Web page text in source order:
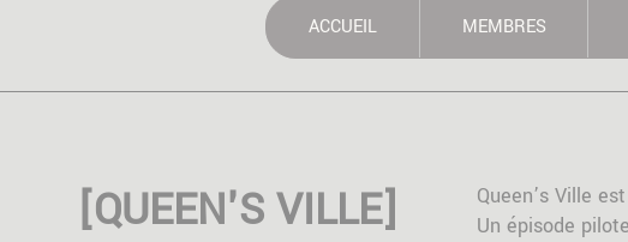
ACCUEIL MEMBRES
[QUEEN'S VILLE]
Queen’s Ville
Un épisode